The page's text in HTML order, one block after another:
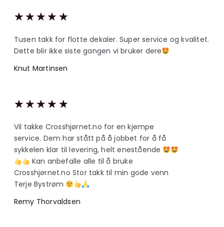
★ ★ ★ ★ ★
Tusen takk for flotte dekaler. Super service og kvalitet.
Dette blir ikke siste gangen vi bruker dere
Knut Martinsen
★ ★ ★ ★ ★
Vil takke Crosshjørnet.no for en kjempe
service. Dem har stått på å jobbet for å få
sykkelen klar til levering, helt enestående
Kan anbefalle alle til å bruke
Crosshjørnet.no Stor takk til min gode venn
Terje Bystrøm
Remy Thorvaldsen